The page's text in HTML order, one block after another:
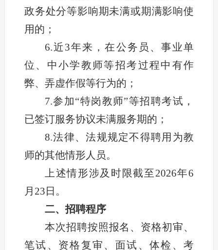
政务处分等影响期未满或期满影响使
用的；
6.近3年来，在公务员、事业单
位、中小学教师等招考过程中有作
弊、弄虚作假等行为的；
7.参加“特岗教师”等招聘考试，
已签订服务协议未满服务期的；
8.法律、法规规定不得聘用为教
师的其他情形人员。
上述情形涉及时限截至2026年6
月23日。
二、招聘程序
本次招聘按照报名、资格初审、
笔试、资格复审、面试、体检、考